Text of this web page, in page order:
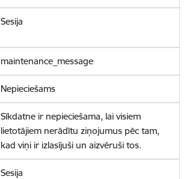
Sesija
maintenance_message
Nepieciešams
Sīkdatne ir nepieciešama, lai visiem
lietotājiem nerādītu ziņojumus pēc tam,
kad viņi ir izlasījuši un aizvēruši tos.
Sesija